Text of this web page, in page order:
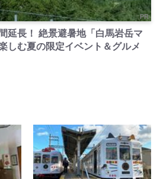
PR
延長！ 絶景避暑地「白馬岩岳マ
しむ夏の限定イベント＆グルメ